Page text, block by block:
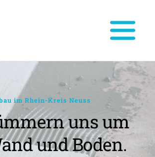
im Rhein-Kreis Neuss
uns um
und Boden.